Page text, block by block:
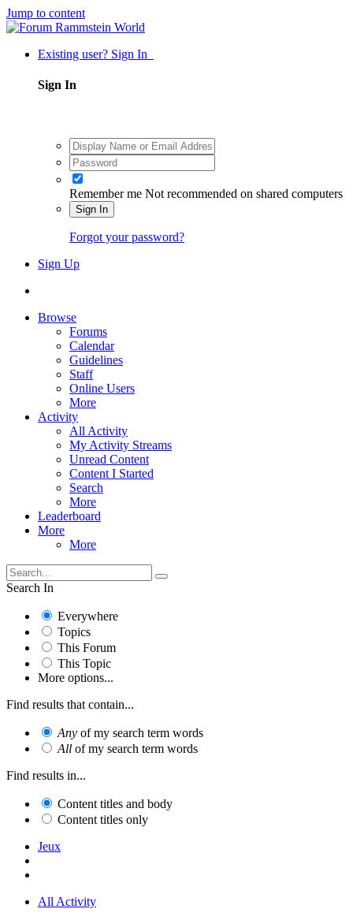
Jump to content
Existing user? Sign In
Sign In
Remember me Not recommended on shared computers
Sign In
Forgot your password?
Sign Up
Browse
Forums
Calendar
Guidelines
Staff
Online Users
More
Activity
All Activity
My Activity Streams
Unread Content
Content I Started
Search
More
Leaderboard
More
More
Search In
Everywhere
Topics
This Forum
This Topic
More options...
Find results that contain...
Any of my search term words
All of my search term words
Find results in...
Content titles and body
Content titles only
Jeux
All Activity